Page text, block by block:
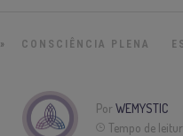
» CONSCIÊNCIA PLENA
PorWEMYSTIC
Tempo de